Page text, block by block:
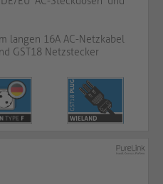
langen 16A AC-Netzkabel
GST18 Netzstecker